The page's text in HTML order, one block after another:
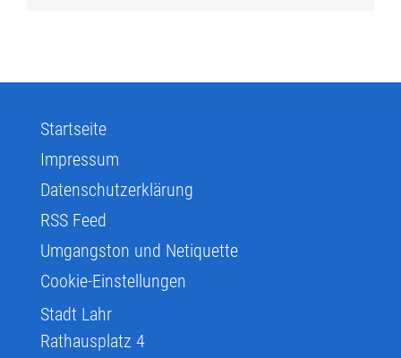
Startseite
Impressum
Datenschutzerklärung
RSS Feed
Umgangston und Netiquette
Cookie-Einstellungen
Stadt Lahr
Rathausplatz 4